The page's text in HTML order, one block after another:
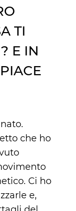
TI
E IN
che ho
Ci ho
e,